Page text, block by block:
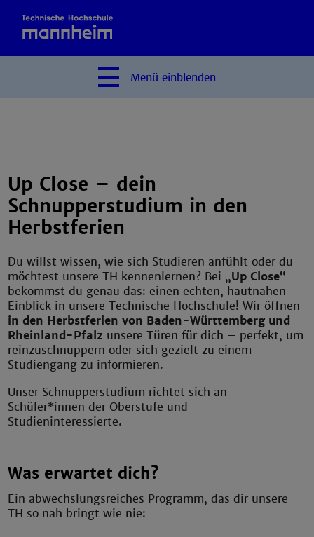
Menü einblenden
Up Close – dein
Schnupperstudium in den
Herbstferien
Du willst wissen, wie sich Studieren anfühlt oder du
möchtest unsere TH kennenlernen? Bei „Up Close“
bekommst du genau das: einen echten, hautnahen
Einblick in unsere Technische Hochschule! Wir öffnen
in den Herbstferien von Baden-Württemberg und
Rheinland-Pfalz unsere Türen für dich – perfekt, um
reinzuschnuppern oder sich gezielt zu einem
Studiengang zu informieren.
Unser Schnupperstudium richtet sich an
Schüler*innen der Oberstufe und
Studieninteressierte.
Was erwartet dich?
Ein abwechslungsreiches Programm, das dir unsere
TH so nah bringt wie nie: